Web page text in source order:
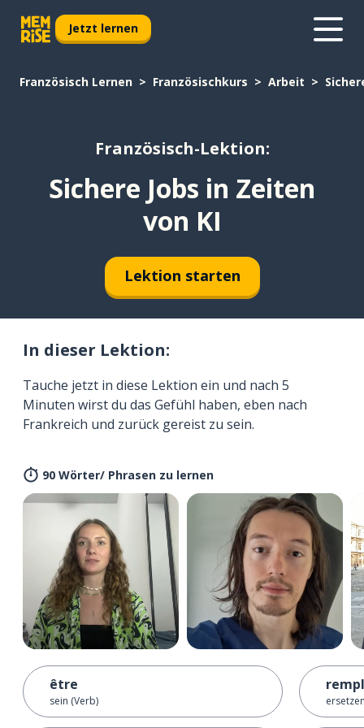
Jetzt lernen
Französisch Lernen Französischkurs Arbeit
Französisch-Lektion:
Sichere Jobs in Zeiten
von KI
Lektion starten
In dieser Lektion:
Tauche jetzt in diese Lektion ein und nach 5
Minuten wirst du das Gefühl haben, eben nach
Frankreich und zurück gereist zu sein.
90 Wörter/ Phrasen zu lernen
être
sein (Verb)